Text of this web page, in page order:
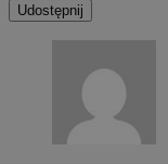
Udostępnij